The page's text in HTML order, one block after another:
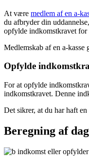
At være medlem af en a-
du afbryder din
opfylde indkomstkravet for
Medlemskab af en a-
Opfylde
For at opfylde
indkomstkravet. Denne
Det sikrer, at du har haft
Beregning af